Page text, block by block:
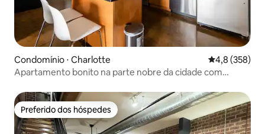
Condomínio ⋅ Charlotte 4,8 de uma
4,8 (358)
Apartamento bonito na parte nobre da cidade com
Preferido dos hóspedes
Preferido dos hóspedes